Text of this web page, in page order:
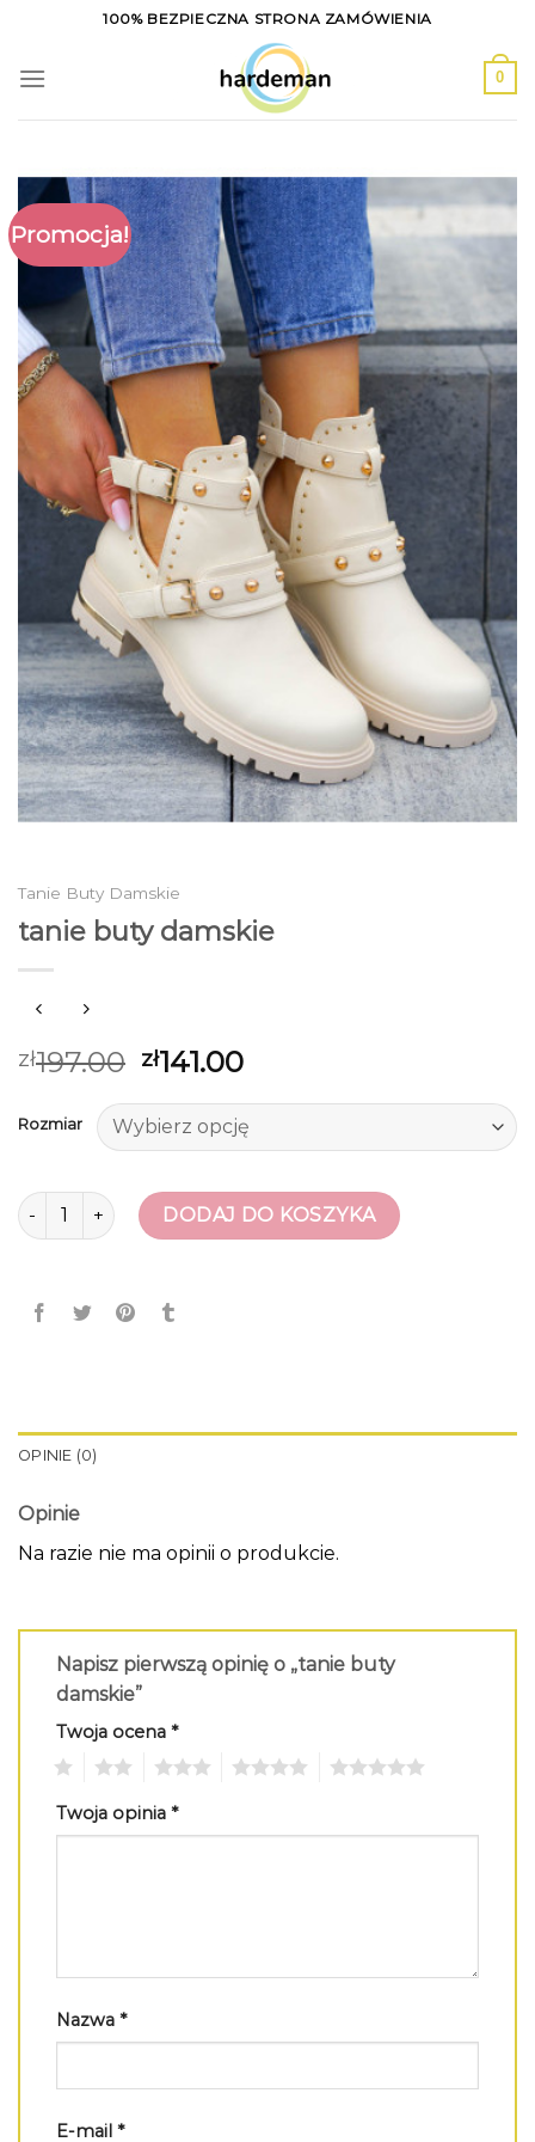
content
100% BEZPIECZNA STRONA ZAMÓWIENIA
0
Promocja!
Tanie Buty Damskie
tanie buty damskie
zł197.00 zł141.00
Rozmiar
ilość tanie buty damskieDODAJ DO KOSZYKA
OPINIE (0)
Opinie
Na razie nie ma opinii o produkcie.
Napisz pierwszą opinię o „tanie buty
damskie”
Twoja ocena *
Twoja opinia *
Nazwa *
E-mail *